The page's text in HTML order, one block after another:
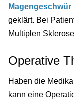
Magengeschwür
geklärt. Bei
Multiplen
Operative
Haben die
kann eine